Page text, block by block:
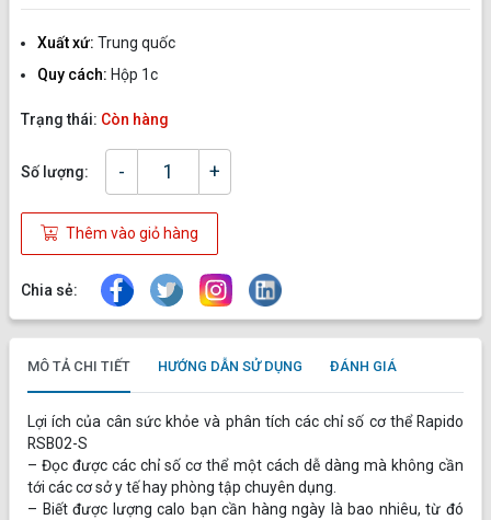
Xuất xứ: Trung quốc
Quy cách: Hộp 1c
Trạng thái: Còn hàng
Số lượng: - +
Thêm vào giỏ hàng
Chia sẻ:
MÔ TẢ CHI TIẾT HƯỚNG DẪN SỬ DỤNG ĐÁNH GIÁ
Lợi ích của cân sức khỏe và phân tích các chỉ số cơ thể Rapido
RSB02-S
– Đọc được các chỉ số cơ thể một cách dễ dàng mà không cần
tới các cơ sở y tế hay phòng tập chuyên dụng.
– Biết được lượng calo bạn cần hàng ngày là bao nhiêu, từ đó